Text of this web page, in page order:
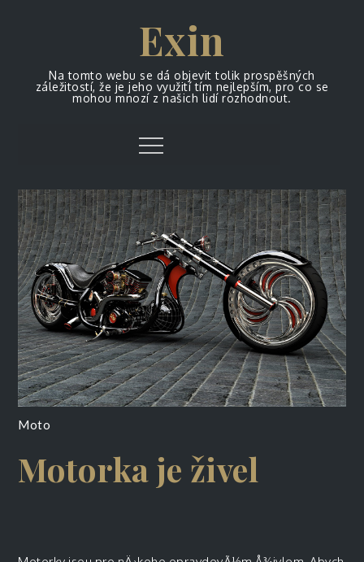
Exin
Na tomto webu se dá objevit tolik prospěšných
záležitostí, že je jeho využití tím nejlepším, pro co se
mohou mnozí z našich lidí rozhodnout.
Menu
Moto
Motorka je živel